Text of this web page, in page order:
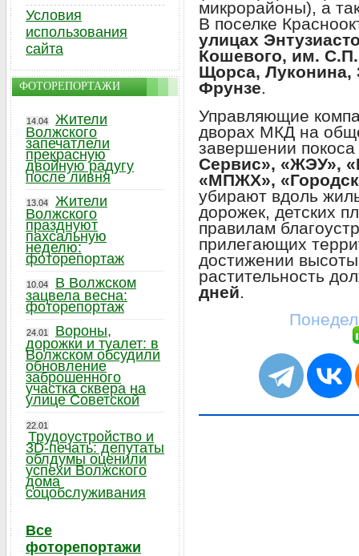
микрорайоны), а
В поселке
улицах
Кошевого, им.
Щорса, Луконина,
Фрунзе.
Управляющие
дворах МКД на
завершении
Сервис», «ЖЭУ»,
«МПЖХ»,
убирают вдоль
дорожек, детских
правилам
прилегающих
достижении
растительность
дней.
Условия
использования
сайта
ФОТОРЕПОРТАЖИ
14.04
Жители
Волжского
запечатлели
прекрасную
двойную радугу
после ливня
13.04
Жители
Волжского
празднуют
пахсальную
неделю:
фоторепортаж
10.04
В Волжском
зацвела весна:
фоторепортаж
24.01
Вороны,
дорожки и туалет: в
Волжском обсудили
обновление
заброшенного
участка сквера на
улице Советской
22.01
Трудоустройство и
3D-печать: депутаты
облдумы оценили
успехи Волжского
дома
соцобслуживания
Все
фоторепортажи